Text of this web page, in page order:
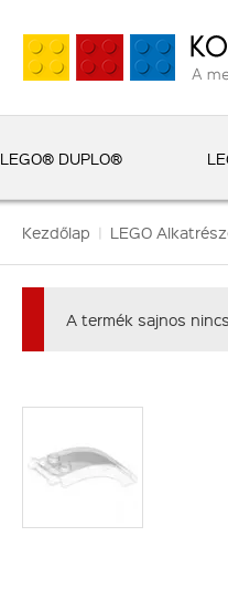
LEGO® DUPLO®
Kezdőlap | LEGO
A termék sajnos